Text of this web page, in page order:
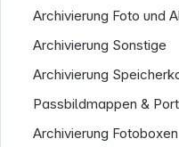
Archivierung Foto und
Archivierung Sonstige
Archivierung
Passbildmappen &
Archivierung Fotoboxen